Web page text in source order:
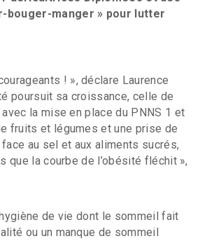
bouger-manger » pour lutter
! », déclare Laurence
poursuit sa croissance, celle de
la mise en place du PNNS 1 et
fruits et légumes et une prise de
au sel et aux aliments sucrés,
que la courbe de l’obésité fléchit »,
de vie dont le sommeil fait
ou un manque de sommeil